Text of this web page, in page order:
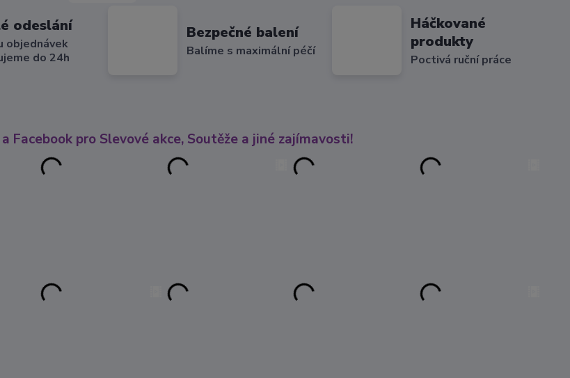
odeslání
objednávek
do 24h
Bezpečné balení
Balíme s maximální péčí
Háčkované
produkty
Poctivá ruční práce
Facebook pro Slevové akce, Soutěže a jiné zajímavosti!